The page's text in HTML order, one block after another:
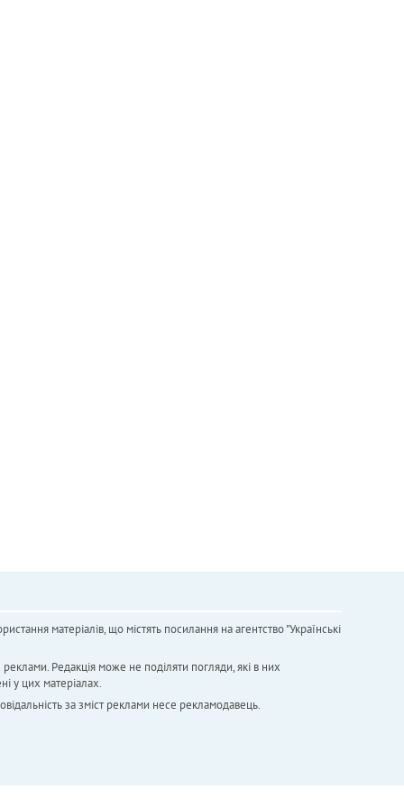
матеріалів, що містять посилання на агентство "Українськi
Редакція може не поділяти погляди, які в них
у цих матеріалах.
за зміст реклами несе рекламодавець.